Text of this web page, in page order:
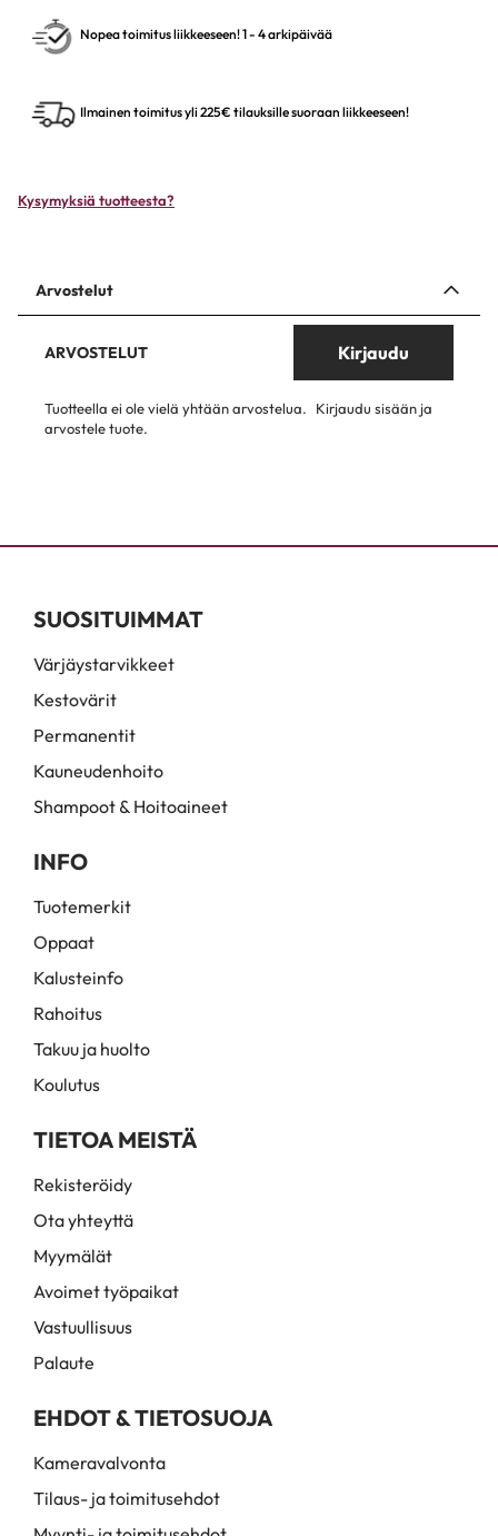
Nopea toimitus liikkeeseen! 1 - 4 arkipäivää
Ilmainen toimitus yli 225€ tilauksille suoraan liikkeeseen!
Kysymyksiä tuotteesta?
Arvostelut
ARVOSTELUT Kirjaudu
Tuotteella ei ole vielä yhtään arvostelua.
Kirjaudu sisään ja
arvostele tuote.
SUOSITUIMMAT
Värjäystarvikkeet
Kestovärit
Permanentit
Kauneudenhoito
Shampoot & Hoitoaineet
INFO
Tuotemerkit
Oppaat
Kalusteinfo
Rahoitus
Takuu ja huolto
Koulutus
TIETOA MEISTÄ
Rekisteröidy
Ota yhteyttä
Myymälät
Avoimet työpaikat
Vastuullisuus
Palaute
EHDOT & TIETOSUOJA
Kameravalvonta
Tilaus- ja toimitusehdot